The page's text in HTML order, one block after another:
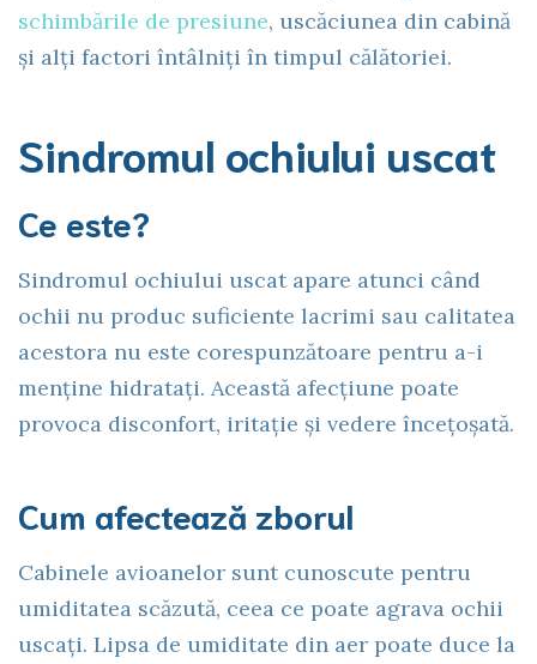
schimbările de presiune, uscăciunea din cabină
și alți factori întâlniți în timpul călătoriei.
Sindromul ochiului uscat
Ce este?
Sindromul ochiului uscat apare atunci când
ochii nu produc suficiente lacrimi sau calitatea
acestora nu este corespunzătoare pentru a-i
menține hidratați. Această afecțiune poate
provoca disconfort, iritație și vedere încețoșată.
Cum afectează zborul
Cabinele avioanelor sunt cunoscute pentru
umiditatea scăzută, ceea ce poate agrava ochii
uscați. Lipsa de umiditate din aer poate duce la